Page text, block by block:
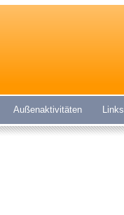
Außenaktivitäten Links